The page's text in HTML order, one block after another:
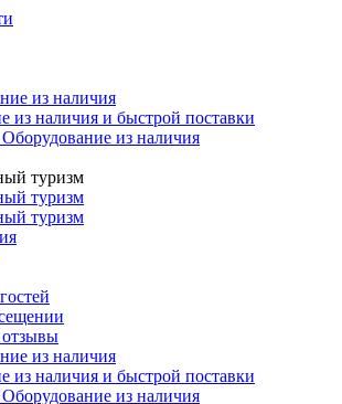
из наличия и быстрой поставки
туризм
туризм
туризм
из наличия и быстрой поставки